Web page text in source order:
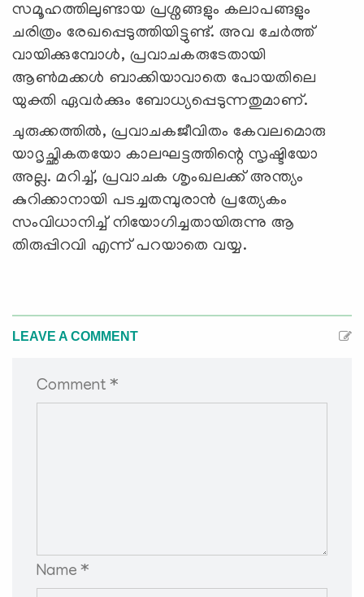
സമൂഹത്തിലുണ്ടായ പ്രശ്നങ്ങളും കലാപങ്ങളും
ചരിത്രം രേഖപ്പെടുത്തിയിട്ടുണ്ട്. അവ ചേര്‍ത്ത്
വായിക്കുമ്പോള്‍, പ്രവാചകരുടേതായി
ആണ്‍മക്കള്‍ ബാക്കിയാവാതെ പോയതിലെ
യുക്തി ഏവര്‍ക്കും ബോധ്യപ്പെടുന്നതുമാണ്.
ചുരുക്കത്തില്‍, പ്രവാചകജീവിതം കേവലമൊരു
യാദൃച്ഛികതയോ കാലഘട്ടത്തിന്റെ സൃഷ്ടിയോ
അല്ല. മറിച്ച്, പ്രവാചക ശൃംഖലക്ക് അന്ത്യം
കുറിക്കാനായി പടച്ചതമ്പുരാന്‍ പ്രത്യേകം
സംവിധാനിച്ച് നിയോഗിച്ചതായിരുന്നു ആ
തിരുപ്പിറവി എന്ന് പറയാതെ വയ്യ.
LEAVE A COMMENT
Comment *
Name *